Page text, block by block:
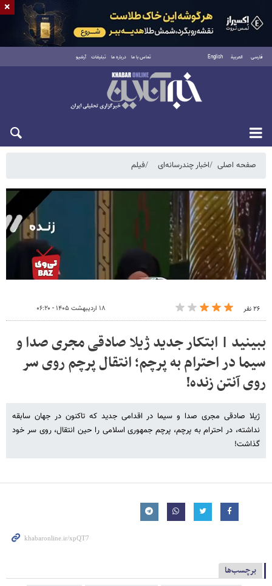
فارسی العربية English تماس با ما درباره ما تبلیغات آرشیو
جمعه ۱۶ مرداد ۱۴۰۵
صفحه اصلی اخبار چندرسانه‌ای فیلم
۲۶ نفر ۱۸ اردیبهشت ۱۴۰۵ - ۰۶:۲۰
ببینید | ابتکار جدید ژیلا صادقی مجری صدا و
سیما در احترام به پرچم؛ انتقال پرچم روی سر
روی آنتن زنده!
ژیلا صادقی مجری صدا و سیما در اقدامی جدید که تاکنون در جهان سابقه
نداشته، در احترام به پرچم، پرچم جمهوری اسلامی را حین انتقال، روی سر خود
گذاشت!
برچسب‌ها
×